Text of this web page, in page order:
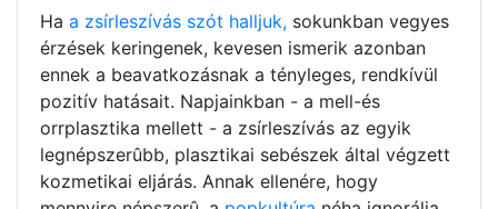
Ha a zsírleszívás szót halljuk, sokunkban vegyes
érzések keringenek, kevesen ismerik azonban
ennek a beavatkozásnak a tényleges, rendkívül
pozitív hatásait. Napjainkban - a mell-és
orrplasztika mellett - a zsírleszívás az egyik
legnépszerûbb, plasztikai sebészek által végzett
kozmetikai eljárás. Annak ellenére, hogy